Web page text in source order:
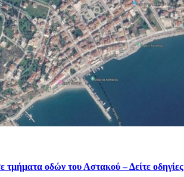
οδών του Αστακού – Δείτε οδηγίες